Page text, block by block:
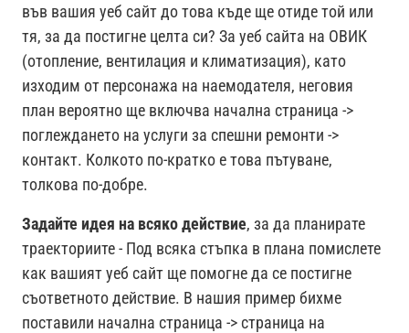
във вашия уеб сайт до това къде ще отиде той или
тя, за да постигне целта си? За уеб сайта на ОВИК
(отопление, вентилация и климатизация), като
изходим от персонажа на наемодателя, неговия
план вероятно ще включва начална страница ->
поглеждането на услуги за спешни ремонти ->
контакт. Колкото по-кратко е това пътуване,
толкова по-добре.
Задайте идея на всяко действие, за да планирате
траекториите - Под всяка стъпка в плана помислете
как вашият уеб сайт ще помогне да се постигне
съответното действие. В нашия пример бихме
поставили начална страница -> страница на